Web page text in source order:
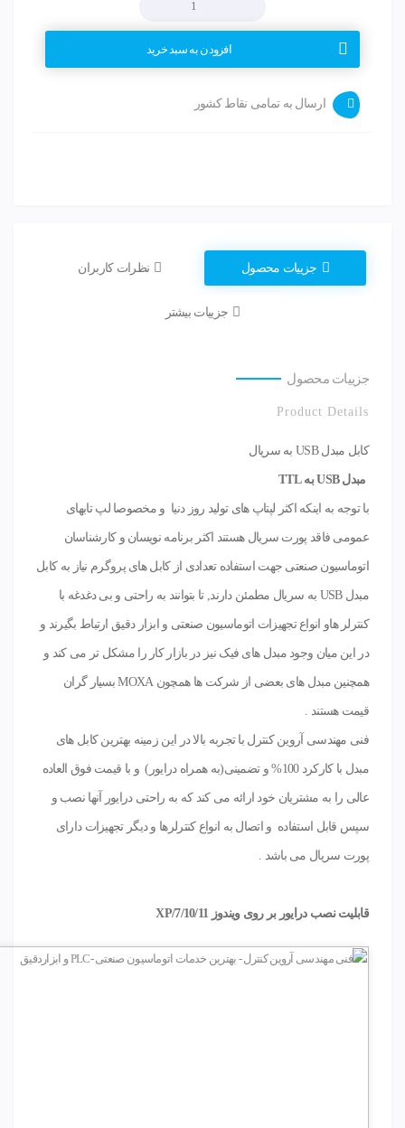
افزودن به سبد خرید
ارسال به تمامی نقاط کشور
جزییات محصول نظرات کاربران
جزییات بیشتر
جزییات محصول
Product Details
کابل مبدل USB به سریال
مبدل USB به TTL
با توجه به اینکه اکثر لپتاپ های تولید روز دنیا و مخصوصا لپ تابهای
عمومی فاقد پورت سریال هستند اکثر برنامه نویسان و کارشناسان
اتوماسیون صنعتی جهت استفاده تعدادی از کابل های پروگرم نیاز به کابل
مبدل USB به سریال مطمئن دارند, تا بتوانند به راحتی و بی دغدغه با
کنترلر هاو انواع تجهیزات اتوماسیون صنعتی و ابزار دقیق ارتباط بگیرند و
در این میان وجود مبدل های فیک نیز در بازار کار را مشکل تر می کند و
همچنین مبدل های بعضی از شرکت ها همچون MOXA بسیار گران
قیمت هستند .
فنی مهندسی آروین کنترل با تجربه بالا در این زمینه بهترین کابل های
مبدل با کارکرد 100% و تضمینی(به همراه درایور) و با قیمت فوق العاده
عالی را به مشتریان خود ارائه می کند که به راحتی درایور آنها نصب و
سپس قابل استفاده و اتصال به انواع کنترلرها و دیگر تجهیزات دارای
پورت سریال می باشد .
قابلیت نصب درایور بر روی ویندوز XP/7/10/11